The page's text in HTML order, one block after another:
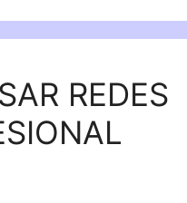
REDES